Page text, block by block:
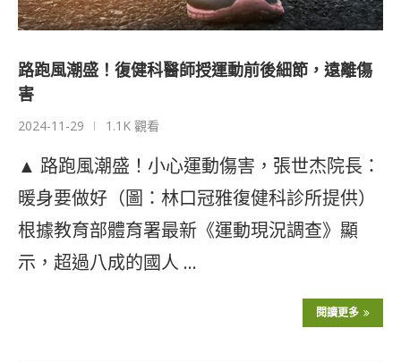
路跑風潮盛！復健科醫師授運動前後細節，遠離傷
害
2024-11-29 1.1K 觀看
▲ 路跑風潮盛！小心運動傷害，張世杰院長：
暖身要做好（圖：林口冠雅復健科診所提供）
根據教育部體育署最新《運動現況調查》顯
示，超過八成的國人 …
閱讀更多